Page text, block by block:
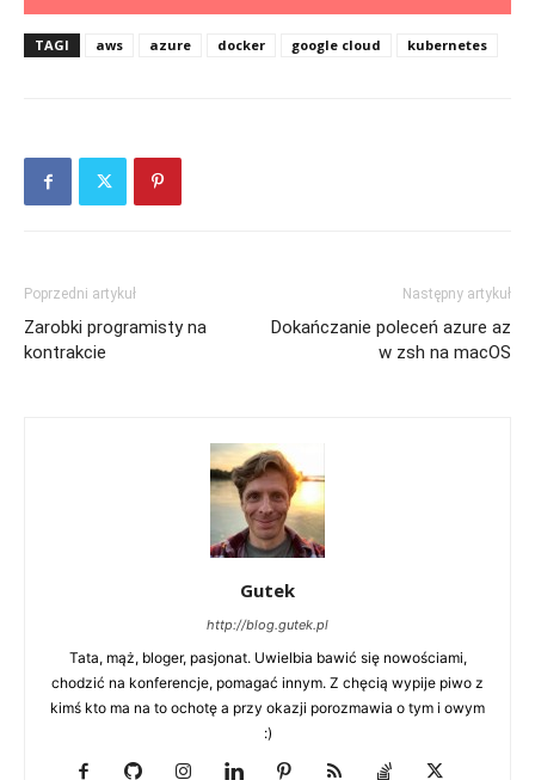
TAGI aws azure docker google cloud kubernetes
Poprzedni artykuł
Zarobki programisty na
kontrakcie
Następny artykuł
Dokańczanie poleceń azure az
w zsh na macOS
Gutek
http://blog.gutek.pl
Tata, mąż, bloger, pasjonat. Uwielbia bawić się nowościami,
chodzić na konferencje, pomagać innym. Z chęcią wypije piwo z
kimś kto ma na to ochotę a przy okazji porozmawia o tym i owym
:)